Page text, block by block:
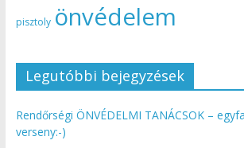
pisztoly önvédelem
Legutóbbi bejegyzések
Rendőrségi ÖNVÉDELMI TANÁCSOK –
verseny:-)